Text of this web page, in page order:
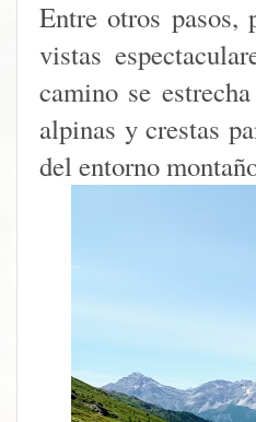
Entre otros pasos,
vistas
camino se
alpinas y crestas
del entorno